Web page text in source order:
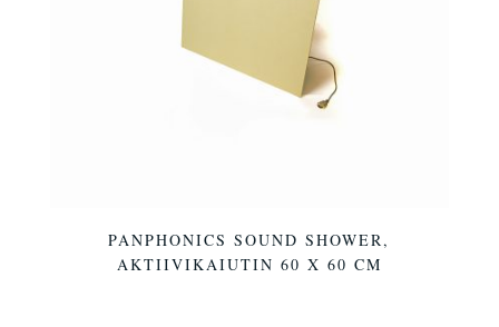
PANPHONICS SOUND SHOWER,
AKTIIVIKAIUTIN 60 X 60 CM